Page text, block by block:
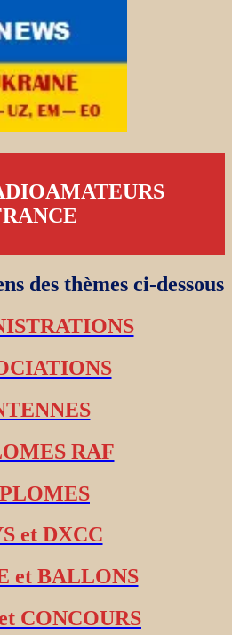
des thèmes ci-dessous
RAF
et DXCC
et BALLONS
CONCOURS